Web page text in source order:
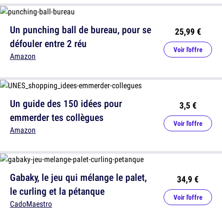
Un punching ball de bureau, pour se
défouler entre 2 réu
Amazon
25,99 €
Voir l'offre
Gabaky, le jeu qui mélange le palet,
le curling et la pétanque
CadoMaestro
34,9 €
Voir l'offre
Un guide des 150 idées pour
emmerder tes collègues
Amazon
3,5 €
Voir l'offre